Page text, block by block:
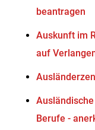
beantragen
Auskunft im
auf
Berufe -